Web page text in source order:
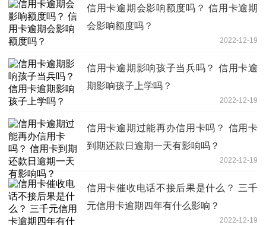
信用卡逾期会影响额度吗？ 信用卡逾期
会影响额度吗？
2022-12-19
信用卡逾期影响孩子当兵吗？ 信用卡逾
期影响孩子上学吗？
2022-12-19
信用卡逾期过能再办信用卡吗？ 信用卡
到期还款日逾期一天有影响吗？
2022-12-19
信用卡催收电话不接后果是什么？ 三千
元信用卡逾期四年有什么影响？
2022-12-19